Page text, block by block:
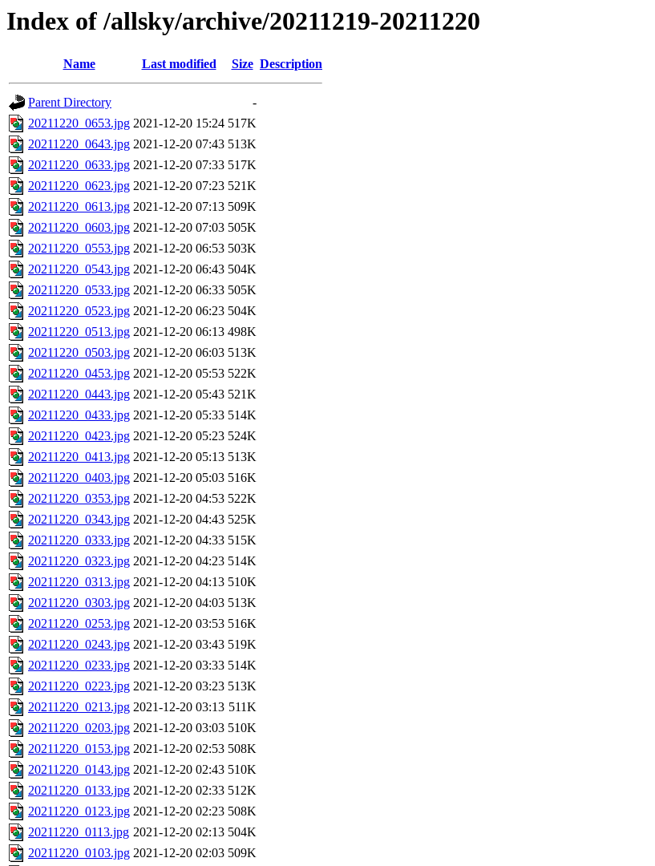
Index of /allsky/archive/20211219-20211220
Name Last modified Size Description
Parent Directory
-
20211220_0653.jpg 2021-12-20 15:24 517K
20211220_0643.jpg 2021-12-20 07:43 513K
20211220_0633.jpg 2021-12-20 07:33 517K
20211220_0623.jpg 2021-12-20 07:23 521K
20211220_0613.jpg 2021-12-20 07:13 509K
20211220_0603.jpg 2021-12-20 07:03 505K
20211220_0553.jpg 2021-12-20 06:53 503K
20211220_0543.jpg 2021-12-20 06:43 504K
20211220_0533.jpg 2021-12-20 06:33 505K
20211220_0523.jpg 2021-12-20 06:23 504K
20211220_0513.jpg 2021-12-20 06:13 498K
20211220_0503.jpg 2021-12-20 06:03 513K
20211220_0453.jpg 2021-12-20 05:53 522K
20211220_0443.jpg 2021-12-20 05:43 521K
20211220_0433.jpg 2021-12-20 05:33 514K
20211220_0423.jpg 2021-12-20 05:23 524K
20211220_0413.jpg 2021-12-20 05:13 513K
20211220_0403.jpg 2021-12-20 05:03 516K
20211220_0353.jpg 2021-12-20 04:53 522K
20211220_0343.jpg 2021-12-20 04:43 525K
20211220_0333.jpg 2021-12-20 04:33 515K
20211220_0323.jpg 2021-12-20 04:23 514K
20211220_0313.jpg 2021-12-20 04:13 510K
20211220_0303.jpg 2021-12-20 04:03 513K
20211220_0253.jpg 2021-12-20 03:53 516K
20211220_0243.jpg 2021-12-20 03:43 519K
20211220_0233.jpg 2021-12-20 03:33 514K
20211220_0223.jpg 2021-12-20 03:23 513K
20211220_0213.jpg 2021-12-20 03:13 511K
20211220_0203.jpg 2021-12-20 03:03 510K
20211220_0153.jpg 2021-12-20 02:53 508K
20211220_0143.jpg 2021-12-20 02:43 510K
20211220_0133.jpg 2021-12-20 02:33 512K
20211220_0123.jpg 2021-12-20 02:23 508K
20211220_0113.jpg 2021-12-20 02:13 504K
20211220_0103.jpg 2021-12-20 02:03 509K